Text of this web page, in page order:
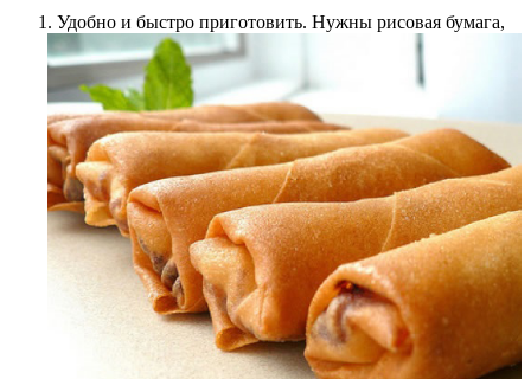
Удобно и быстро приготовить. Нужны рисовая бумага,